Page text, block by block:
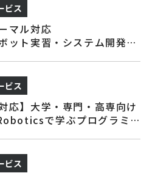
ビス
マル対応
ット実習・システム開発体
ビス
応】大学・専門・高専向け
で学ぶプログラミ
ビス